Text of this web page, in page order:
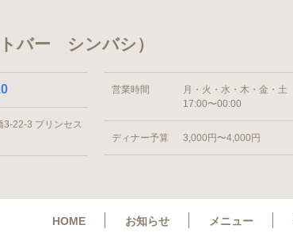
バー シンバシ）
3-22-3 プリンセス
営業時間
月・火・水・木・金・土
17:00〜00:00
ディナー予算 3,000円〜4,000円
HOME お知らせ メニュー